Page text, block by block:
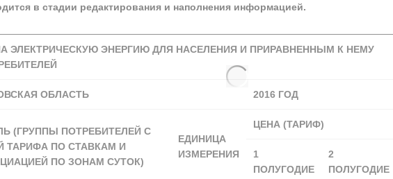
в стадии редактирования и наполнения информацией.
ЭЛЕКТРИЧЕСКУЮ ЭНЕРГИЮ ДЛЯ НАСЕЛЕНИЯ И ПРИРАВНЕННЫМ К НЕМУ
ОБЛАСТЬ 2016 ГОД
(ГРУППЫ ПОТРЕБИТЕЛЕЙ С
ТАРИФА ПО СТАВКАМ И
ПО ЗОНАМ СУТОК)
ЕДИНИЦА
ИЗМЕРЕНИЯ
ЦЕНА (ТАРИФ)
1
ПОЛУГОДИЕ
2
ПОЛУГОДИЕ